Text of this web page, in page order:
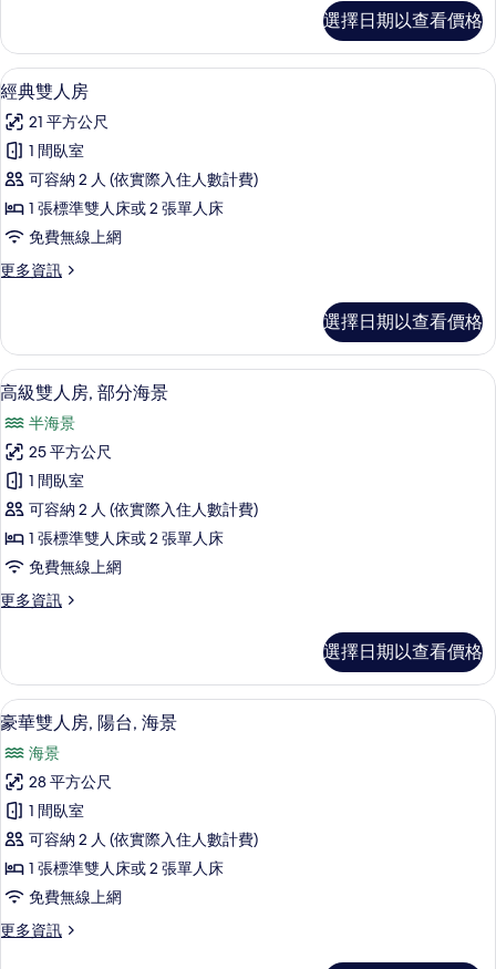
有
相
片
special
with
airport
transfer
included
的
情
選擇日期以查看價格
顯
示
經
典
雙
人
房
的
有
相
片
經典雙人房 | 迷你吧、客房內保險箱
4
經典雙人房
21 平方公尺
1 間臥室
可容納 2 人 (依實際入住人數計費)
1 張標準雙人床或 2 張單人床
免費無線上網
更多資訊
更
雙
人
房
詳
情
選擇日期以查看價格
顯
示
高
級
雙
人
房,
部
分
景
的
所
有
相
片
迷你吧、客房內保險箱、書桌、遮光
4
高級雙人房, 部分海景
半海景
25 平方公尺
1 間臥室
可容納 2 人 (依實際入住人數計費)
1 張標準雙人床或 2 張單人床
免費無線上網
更多資訊
更
雙
人
房,
分
海
景
的
詳
情
選擇日期以查看價格
顯
示
豪
華
雙
人
房,
陽
台,
迷你吧、客房內保險箱、書桌、遮光
5
豪華雙人房, 陽台, 海景
海景
28 平方公尺
1 間臥室
可容納 2 人 (依實際入住人數計費)
1 張標準雙人床或 2 張單人床
免費無線上網
更多資訊
更